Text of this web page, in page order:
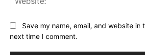
Save my name, email, and website in
next time I comment.